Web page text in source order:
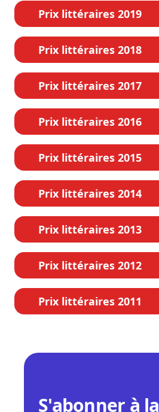
Prix littéraires 2019
Prix littéraires 2018
Prix littéraires 2017
Prix littéraires 2016
Prix littéraires 2015
Prix littéraires 2014
Prix littéraires 2013
Prix littéraires 2012
Prix littéraires 2011
S'abonner à la